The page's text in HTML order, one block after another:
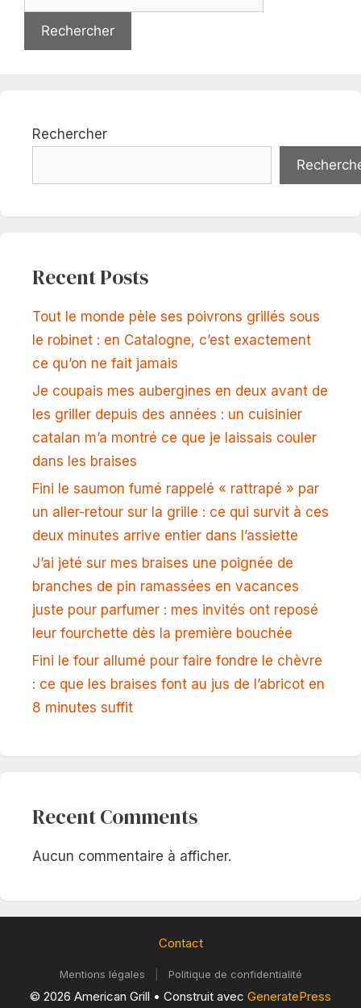
Rechercher
Recent Posts
Tout le monde pèle ses poivrons grillés sous
le robinet : en Catalogne, c’est exactement
ce qu’on ne fait jamais
Je coupais mes aubergines en deux avant de
les griller depuis des années : un cuisinier
catalan m’a montré ce que je laissais couler
dans les braises
Fini le saumon fumé rappelé « rattrapé » par
un aller-retour sur la grille : ce qui survit à ces
deux minutes arrive entier dans l’assiette
J’ai jeté sur mes braises une poignée de
branches de pin ramassées en vacances
juste pour parfumer : mes invités ont reposé
leur fourchette dès la première bouchée
Fini le four allumé pour faire fondre le chèvre
: ce que les braises font au jus de l’abricot en
8 minutes suffit
Recent Comments
Aucun commentaire à afficher.
Contact
Mentions légales Politique de confidentialité
© 2026 American Grill • Construit avec GeneratePress